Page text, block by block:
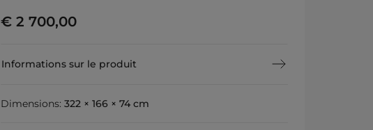
€ 2 700,00
Informations sur le produit
Dimensions:322 × 166 × 74 cm